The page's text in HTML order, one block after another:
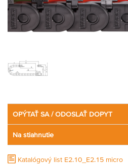
OPÝTAŤ SA / ODOSLAŤ DOPYT
Na stiahnutie
Katalógový list E2.10_E2.15 micro